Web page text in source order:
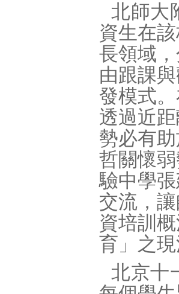
北師大
資生在
長領域
由跟課
發模式
透過近
勢必有
哲關懷
驗中學
交流，
資培訓
育」之現
北京十